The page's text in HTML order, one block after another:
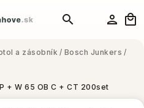
a zásobník / Bosch Junkers /
+ W 65 OB C + CT 200set